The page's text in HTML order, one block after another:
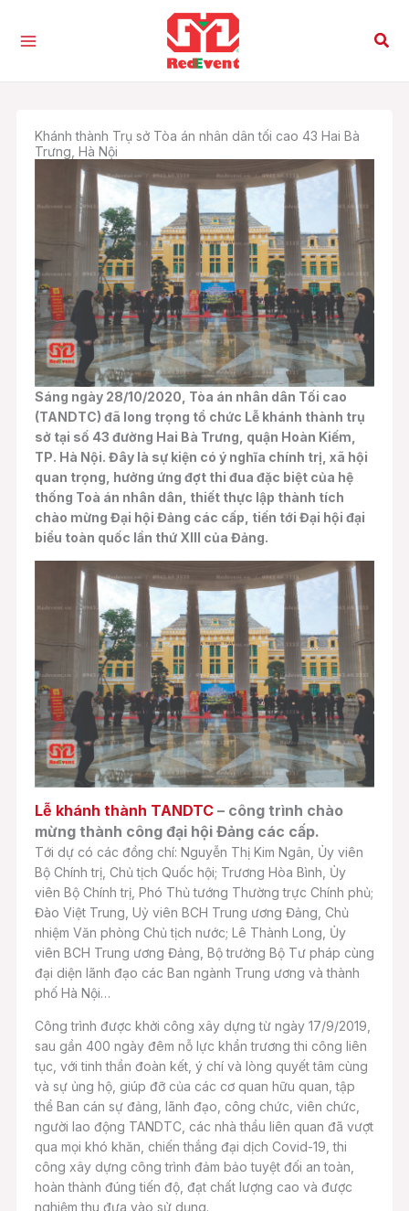
Tìm
Khánh thành Trụ sở Tòa án nhân dân tối cao 43 Hai Bà
Trưng, Hà Nội
Sáng ngày 28/10/2020, Tòa án nhân dân Tối cao
(TANDTC) đã long trọng tổ chức Lễ khánh thành trụ
sở tại số 43 đường Hai Bà Trưng, quận Hoàn Kiếm,
TP. Hà Nội. Đây là sự kiện có ý nghĩa chính trị, xã hội
quan trọng, hưởng ứng đợt thi đua đặc biệt của hệ
thống Toà án nhân dân, thiết thực lập thành tích
chào mừng Đại hội Đảng các cấp, tiến tới Đại hội đại
biểu toàn quốc lần thứ XIII của Đảng.
Lễ khánh thành TANDTC– công trình chào
mừng thành công đại hội Đảng các cấp.
Tới dự có các đồng chí: Nguyễn Thị Kim Ngân, Ủy viên
Bộ Chính trị, Chủ tịch Quốc hội; Trương Hòa Bình, Ủy
viên Bộ Chính trị, Phó Thủ tướng Thường trực Chính phủ;
Đào Việt Trung, Uỷ viên BCH Trung ương Đảng, Chủ
nhiệm Văn phòng Chủ tịch nước; Lê Thành Long, Ủy
viên BCH Trung ương Đảng, Bộ trưởng Bộ Tư pháp cùng
đại diện lãnh đạo các Ban ngành Trung ương và thành
phố Hà Nội…
Công trình được khởi công xây dựng từ ngày 17/9/2019,
sau gần 400 ngày đêm nỗ lực khẩn trương thi công liên
tục, với tinh thần đoàn kết, ý chí và lòng quyết tâm cùng
và sự ủng hộ, giúp đỡ của các cơ quan hữu quan, tập
thể Ban cán sự đảng, lãnh đạo, công chức, viên chức,
người lao động TANDTC, các nhà thầu liên quan đã vượt
qua mọi khó khăn, chiến thắng đại dịch Covid-19, thi
công xây dựng công trình đảm bảo tuyệt đối an toàn,
hoàn thành đúng tiến độ, đạt chất lượng cao và được
nghiệm thu đưa vào sử dụng.